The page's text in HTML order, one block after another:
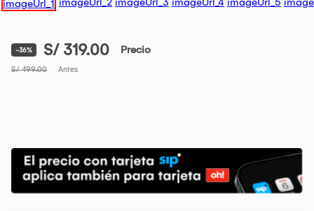
-36% S/ 319.00 Precio
S/ 499.00 Antes